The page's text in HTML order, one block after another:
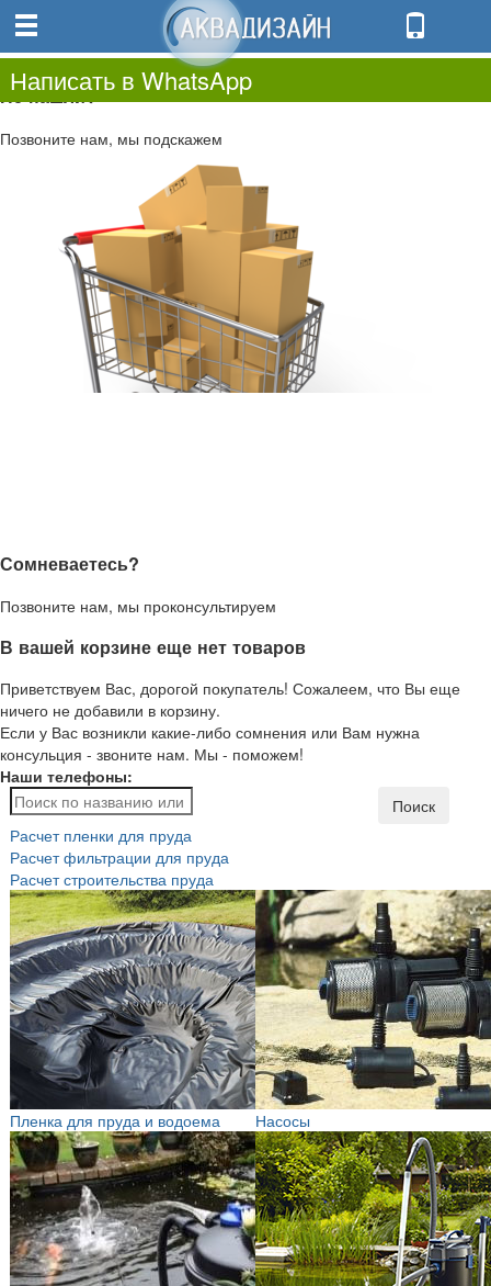
0.00
0
Не нашли?
Позвоните нам, мы подскажем
Сомневаетесь?
Позвоните нам, мы проконсультируем
В вашей корзине еще нет товаров
Приветствуем Вас, дорогой покупатель! Сожалеем, что Вы еще
ничего не добавили в корзину.
Если у Вас возникли какие-либо сомнения или Вам нужна
консульция - звоните нам. Мы - поможем!
Наши телефоны:
Написать в WhatsApp
Поиск
Расчет пленки для пруда
Расчет фильтрации для пруда
Расчет строительства пруда
Пленка для пруда и водоема Насосы